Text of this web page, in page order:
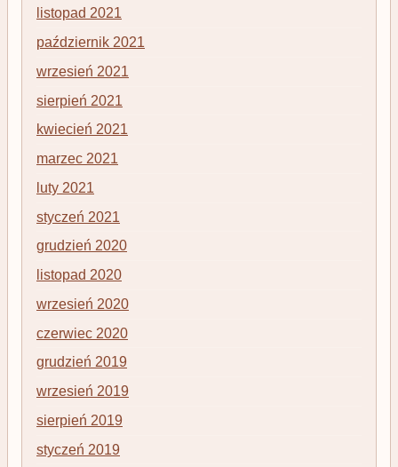
listopad 2021
październik 2021
wrzesień 2021
sierpień 2021
kwiecień 2021
marzec 2021
luty 2021
styczeń 2021
grudzień 2020
listopad 2020
wrzesień 2020
czerwiec 2020
grudzień 2019
wrzesień 2019
sierpień 2019
styczeń 2019